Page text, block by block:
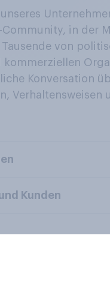
in der
von
kommerziellen
Konversation
Verhaltensweisen
Kunden
PLC. Alle Rechte